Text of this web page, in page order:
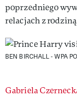
poprzedniego
relacjach z
BEN BIRCHALL - WPA
Authors
Gabriela